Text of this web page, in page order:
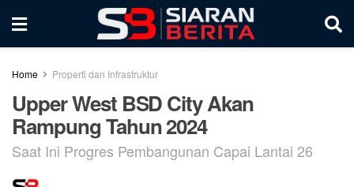
Home Properti dan Infrastruktur
Upper West BSD City Akan
Rampung Tahun 2024
Saat Ini Progres Pembangunan Capai Lantai 26